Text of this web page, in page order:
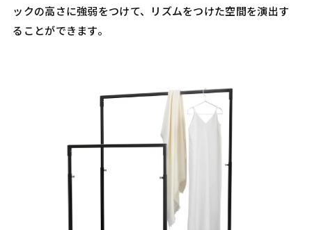
ックの高さに強弱をつけて、リズムをつけた空間を演出す
ることができます。